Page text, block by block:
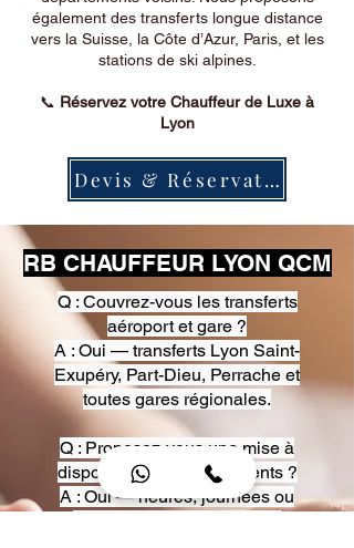
également des transferts longue distance
vers la Suisse, la Côte d’Azur, Paris, et les
stations de ski alpines.
📞 Réservez votre Chauffeur de Luxe à
Lyon
Devis & Réservation
RB CHAUFFEUR LYON QCM
Q : Couvrez-vous les transferts
aéroport et gare ?
A : Oui — transferts Lyon Saint-
Exupéry, Part-Dieu, Perrache et
toutes gares régionales.
Q : Proposez-vous une mise à
disposition pour événements ?
A : Oui — heures, journées ou